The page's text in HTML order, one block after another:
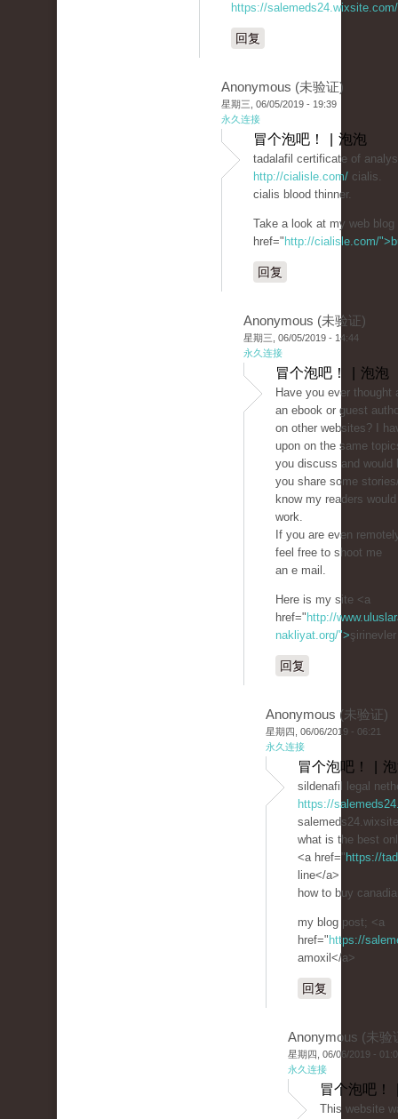
https://
回复
Anonymous (未验证)
星期三, 06/05/2019 - 19:39
永久连接
冒个泡吧！ | 泡泡
tadalafil certificate of
http://cialisle.com/ cialis.
cialis blood thinner.
Take a look at my web
href=" http://cialisle.com/
回复
Anonymous (未验证)
星期三, 06/05/2019 - 14:44
永久连接
冒个泡吧！ | 泡泡
Have you ever thought
an ebook or guest
on other websites? I
upon on the same
you discuss and would
you share some
know my readers
work.
If you are even
feel free to shoot me
an e mail.
Here is my site <a
href=" http://
nakliyat.org/">
回复
Anonymous (未验证)
星期四, 06/06/2019 - 06:21
永久连接
冒个泡吧！ |
sildenafil legal
https://
what is the best
<a href=" https://
line</a>
how to buy
my blog post; <a
href=" https://
amoxil</a>
回复
Anonymous (未验
星期四, 06/06/2019 -
永久连接
冒个泡吧！
This website